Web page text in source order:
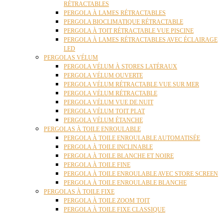
RÉTRACTABLES
PERGOLA À LAMES RÉTRACTABLES
PERGOLA BIOCLIMATIQUE RÉTRACTABLE
PERGOLA À TOIT RÉTRACTABLE VUE PISCINE
PERGOLA À LAMES RÉTRACTABLES AVEC ÉCLAIRAGE
LED
PERGOLAS VÉLUM
PERGOLA VÉLUM À STORES LATÉRAUX
PERGOLA VÉLUM OUVERTE
PERGOLA VÉLUM RÉTRACTABLE VUE SUR MER
PERGOLA VÉLUM RÉTRACTABLE
PERGOLA VÉLUM VUE DE NUIT
PERGOLA VÉLUM TOIT PLAT
PERGOLA VÉLUM ÉTANCHE
PERGOLAS À TOILE ENROULABLE
PERGOLA À TOILE ENROULABLE AUTOMATISÉE
PERGOLA À TOILE INCLINABLE
PERGOLA À TOILE BLANCHE ET NOIRE
PERGOLA À TOILE FINE
PERGOLA À TOILE ENROULABLE AVEC STORE SCREEN
PERGOLA À TOILE ENROULABLE BLANCHE
PERGOLAS À TOILE FIXE
PERGOLA À TOILE ZOOM TOIT
PERGOLA À TOILE FIXE CLASSIQUE